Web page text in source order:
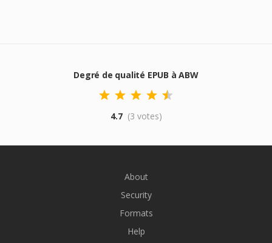
Degré de qualité EPUB à ABW
4.7 (3 votes)
About
Security
Formats
Help